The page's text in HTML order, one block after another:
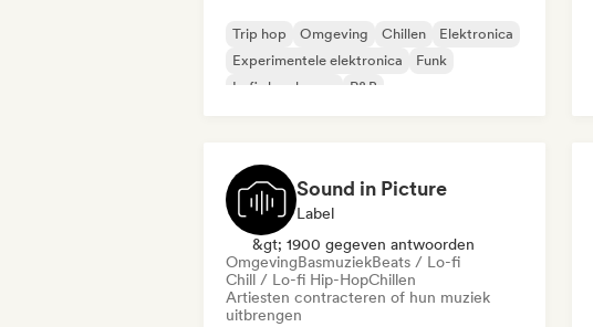
Trip hop Omgeving Chillen
Elektronica
Experimentele elektronica
Funk
Lofi slaapkamer
R&B
Sound in Picture
Label
&gt; 1900 gegeven antwoorden
OmgevingBasmuziekBeats / Lo-fi
Chill / Lo-fi Hip-HopChillen
Artiesten contracteren of hun muziek
uitbrengen